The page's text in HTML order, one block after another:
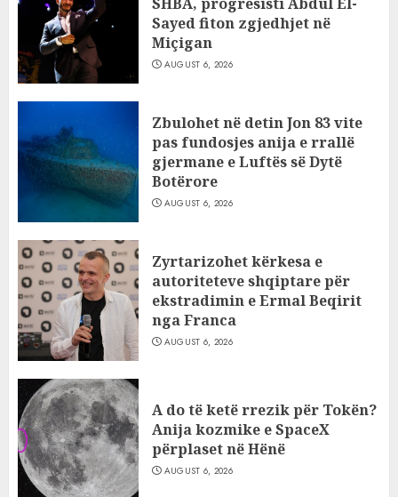
Sayed fiton zgjedhjet në
Miçigan
AUGUST 6, 2026
Zbulohet në detin Jon 83 vite
pas fundosjes anija e rrallë
gjermane e Luftës së Dytë
Botërore
AUGUST 6, 2026
Zyrtarizohet kërkesa e
autoriteteve shqiptare për
ekstradimin e Ermal Beqirit
nga Franca
AUGUST 6, 2026
A do të ketë rrezik për Tokën?
Anija kozmike e SpaceX
përplaset në Hënë
AUGUST 6, 2026